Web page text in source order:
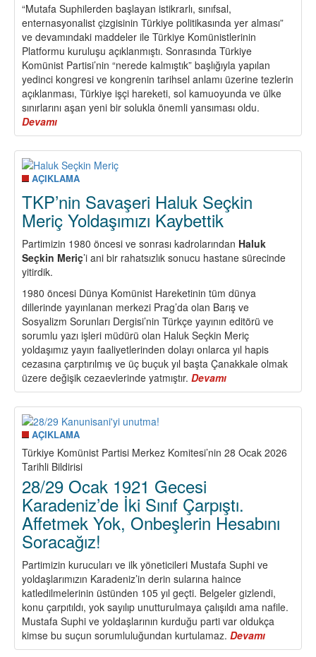
“Mutafa Suphilerden başlayan istikrarlı, sınıfsal,
enternasyonalist çizgisinin Türkiye politikasında yer alması”
ve devamındaki maddeler ile Türkiye Komünistlerinin
Platformu kuruluşu açıklanmıştı. Sonrasında Türkiye
Komünist Partisi’nin “nerede kalmıştık” başlığıyla yapılan
yedinci kongresi ve kongrenin tarihsel anlamı üzerine tezlerin
açıklanması, Türkiye işçi hareketi, sol kamuoyunda ve ülke
sınırlarını aşan yeni bir solukla önemli yansıması oldu.
Devamı
Komünist
Tutum
ve
Kindar
İlişkin
AÇIKLAMA
TKP’nin Savaşeri Haluk Seçkin
Meriç Yoldaşımızı Kaybettik
Partimizin 1980 öncesi ve sonrası kadrolarından Haluk
Seçkin Meriç’i ani bir rahatsızlık sonucu hastane sürecinde
yitirdik.
1980 öncesi Dünya Komünist Hareketinin tüm dünya
dillerinde yayınlanan merkezi Prag’da olan Barış ve
Sosyalizm Sorunları Dergisi’nin Türkçe yayının editörü ve
sorumlu yazı işleri müdürü olan Haluk Seçkin Meriç
yoldaşımız yayın faaliyetlerinden dolayı onlarca yıl hapis
cezasına çarptırılmış ve üç buçuk yıl başta Çanakkale olmak
üzere değişik cezaevlerinde yatmıştır. Devamı
TKP’nin
Savaşeri
Meriç
AÇIKLAMA
Türkiye Komünist Partisi Merkez Komitesi’nin 28 Ocak 2026
Tarihli Bildirisi
28/29 Ocak 1921 Gecesi
Karadeniz’de İki Sınıf Çarpıştı.
Affetmek Yok, Onbeşlerin Hesabını
Soracağız!
Partimizin kurucuları ve ilk yöneticileri Mustafa Suphi ve
yoldaşlarımızın Karadeniz’in derin sularına haince
katledilmelerinin üstünden 105 yıl geçti. Belgeler gizlendi,
konu çarpıtıldı, yok sayılıp unutturulmaya çalışıldı ama nafile.
Mustafa Suphi ve yoldaşlarının kurduğu parti var oldukça
kimse bu suçun sorumluluğundan kurtulamaz. Devamı
28/29